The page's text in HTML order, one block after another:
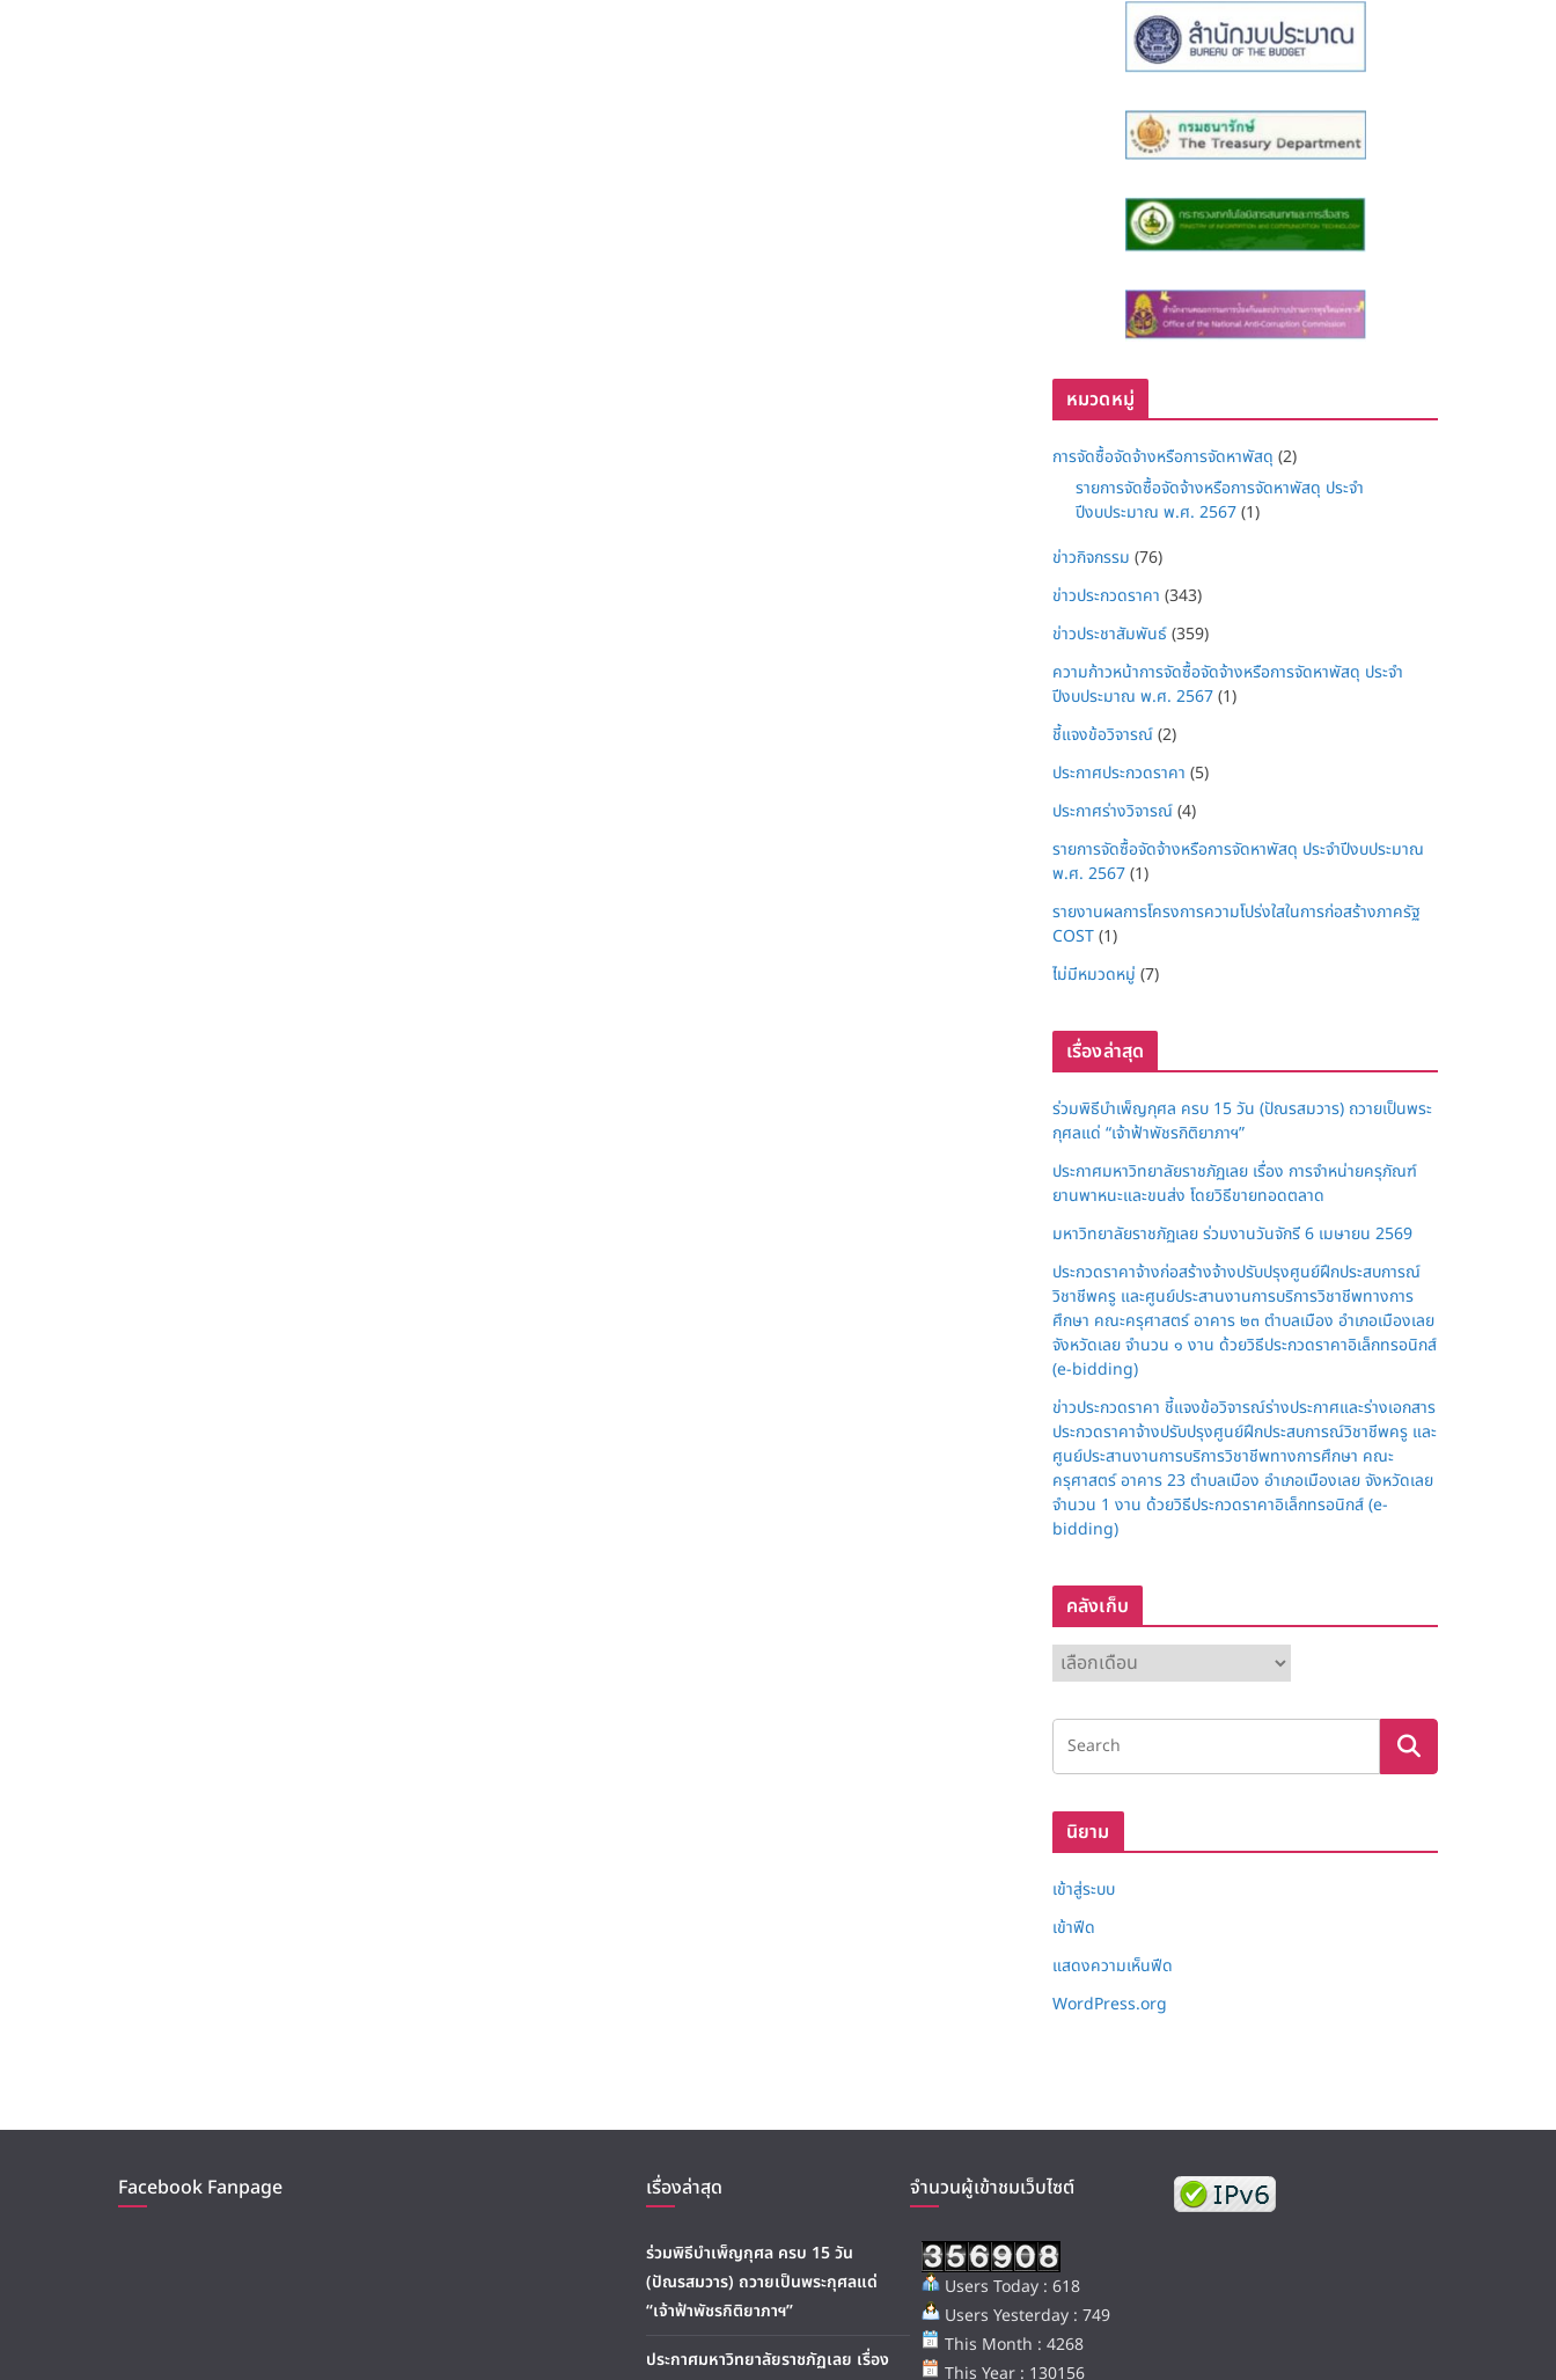
หมวดหมู่
การจัดซื้อจัดจ้างหรือการจัดหาพัสดุ (2)
รายการจัดซื้อจัดจ้างหรือการจัดหาพัสดุ ประจำ
ปีงบประมาณ พ.ศ. 2567(1)
ข่าวกิจกรรม (76)
ข่าวประกวดราคา (343)
ข่าวประชาสัมพันธ์(359)
ความก้าวหน้าการจัดซื้อจัดจ้างหรือการจัดหาพัสดุ ประจำ
ปีงบประมาณ พ.ศ. 2567(1)
ชี้แจงข้อวิจารณ์(2)
ประกาศประกวดราคา (5)
ประกาศร่างวิจารณ์(4)
รายการจัดซื้อจัดจ้างหรือการจัดหาพัสดุ ประจำปีงบประมาณ
พ.ศ. 2567(1)
รายงานผลการโครงการความโปร่งใสในการก่อสร้างภาครัฐ
COST(1)
ไม่มีหมวดหมู่ (7)
เรื่องล่าสุด
ร่วมพิธีบำเพ็ญกุศล ครบ 15 วัน (ปัณรสมวาร) ถวายเป็นพระ
กุศลแด่ “เจ้าฟ้าพัชรกิติยาภาฯ”
ประกาศมหาวิทยาลัยราชภัฏเลย เรื่อง การจำหน่ายครุภัณฑ์
ยานพาหนะและขนส่ง โดยวิธีขายทอดตลาด
มหาวิทยาลัยราชภัฏเลย ร่วมงานวันจักรี 6 เมษายน 2569
ประกวดราคาจ้างก่อสร้างจ้างปรับปรุงศูนย์ฝึกประสบการณ์
วิชาชีพครู และศูนย์ประสานงานการบริการวิชาชีพทางการ
ศึกษา คณะครุศาสตร์ อาคาร ๒๓ ตำบลเมือง อำเภอเมืองเลย
จังหวัดเลย จำนวน ๑ งาน ด้วยวิธีประกวดราคาอิเล็กทรอนิกส์
(e-bidding)
ข่าวประกวดราคา ชี้แจงข้อวิจารณ์ร่างประกาศและร่างเอกสาร
ประกวดราคาจ้างปรับปรุงศูนย์ฝึกประสบการณ์วิชาชีพครู และ
ศูนย์ประสานงานการบริการวิชาชีพทางการศึกษา คณะ
ครุศาสตร์ อาคาร 23 ตำบลเมือง อำเภอเมืองเลย จังหวัดเลย
จำนวน 1 งาน ด้วยวิธีประกวดราคาอิเล็กทรอนิกส์ (e-
bidding)
คลังเก็บ
ลั
ง
ก็
นิยาม
เข้าสู่ระบบ
เข้าฟีด
แสดงความเห็นฟีด
WordPress.org
Facebook Fanpage เรื่องล่าสุด
ร่วมพิธีบำเพ็ญกุศล ครบ 15 วัน
(ปัณรสมวาร) ถวายเป็นพระกุศลแด่
“เจ้าฟ้าพัชรกิติยาภาฯ”
ประกาศมหาวิทยาลัยราชภัฏเลย เรื่อง
จำนวนผู้เข้าชมเว็บไซต์
Users Today : 618
Users Yesterday : 749
This Month : 4268
This Year : 130156